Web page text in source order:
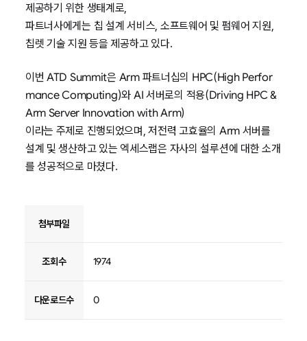
제공하기 위한 생태계로,
파트너사에게는 칩 설계 서비스, 소프트웨어 및 펌웨어 지원,
칩렛 기술 지원 등을 제공하고 있다.
이번 ATD Summit은 Arm 파트너십의 HPC(High Perfor
mance Computing)와 AI 서버로의 적용(Driving HPC &
Arm Server Innovation with Arm)
이라는 주제로 진행되었으며, 저전력 고효율의 Arm 서버를
설계 및 생산하고 있는 엑세스랩은 자사의 설루션에 대한 소개
를 성공적으로 마쳤다.
첨부파일
조회수 1974
다운로드수 0